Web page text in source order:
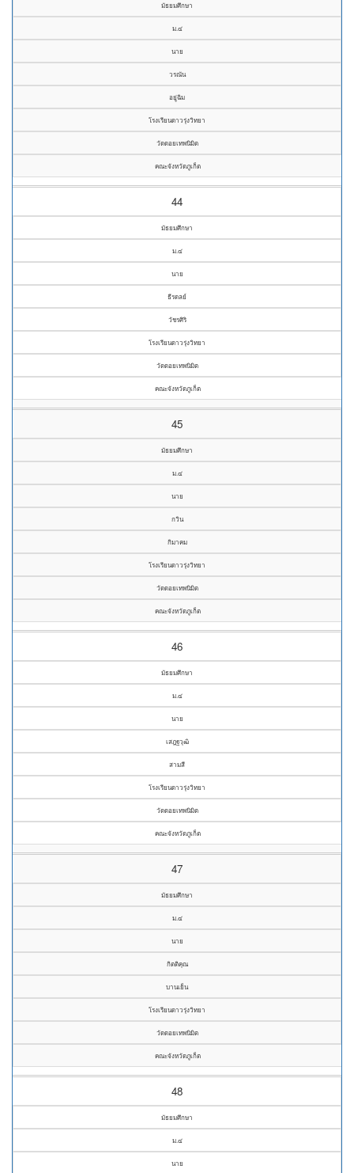
มัธยมศึกษา
ม.๔
นาย
วรณัน
อยู่ฉิม
โรงเรียนดาวรุ่งวิทยา
วัดดอยเทพนิมิต
คณะจังหวัดภูเก็ต
44
มัธยมศึกษา
ม.๔
นาย
ธีรดลย์
วัชรศิริ
โรงเรียนดาวรุ่งวิทยา
วัดดอยเทพนิมิต
คณะจังหวัดภูเก็ต
45
มัธยมศึกษา
ม.๔
นาย
กวิน
กิมาคม
โรงเรียนดาวรุ่งวิทยา
วัดดอยเทพนิมิต
คณะจังหวัดภูเก็ต
46
มัธยมศึกษา
ม.๔
นาย
เสฎฐวุฒิ
สามสี
โรงเรียนดาวรุ่งวิทยา
วัดดอยเทพนิมิต
คณะจังหวัดภูเก็ต
47
มัธยมศึกษา
ม.๔
นาย
กิตติคุณ
บานเย็น
โรงเรียนดาวรุ่งวิทยา
วัดดอยเทพนิมิต
คณะจังหวัดภูเก็ต
48
มัธยมศึกษา
ม.๔
นาย